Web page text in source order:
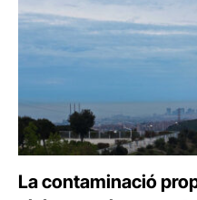
La contaminació